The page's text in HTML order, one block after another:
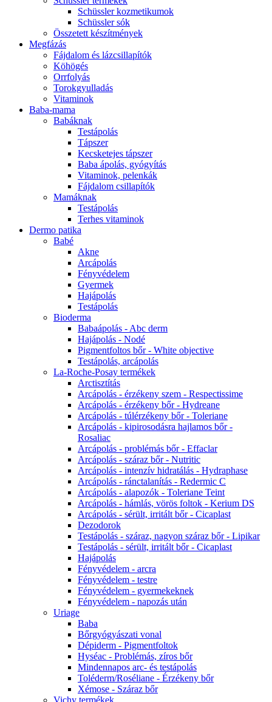
Schüssler kozmetikumok
Schüssler sók
Összetett készítmények
Megfázás
Fájdalom és lázcsillapítók
Köhögés
Orrfolyás
Torokgyulladás
Vitaminok
Baba-mama
Babáknak
Testápolás
Tápszer
Kecsketejes tápszer
Baba ápolás, gyógyítás
Vitaminok, pelenkák
Fájdalom csillapítók
Mamáknak
Testápolás
Terhes vitaminok
Dermo patika
Babé
Akne
Arcápolás
Fényvédelem
Gyermek
Hajápolás
Testápolás
Bioderma
Babaápolás - Abc derm
Hajápolás - Nodé
Pigmentfoltos bőr - White objective
Testápolás, arcápolás
La-Roche-Posay termékek
Arctisztítás
Arcápolás - érzékeny szem - Respectissime
Arcápolás - érzékeny bőr - Hydreane
Arcápolás - túlérzékeny bőr - Toleriane
Arcápolás - kipirosodásra hajlamos bőr -
Rosaliac
Arcápolás - problémás bőr - Effaclar
Arcápolás - száraz bőr - Nutritic
Arcápolás - intenzív hidratálás - Hydraphase
Arcápolás - ránctalanítás - Redermic C
Arcápolás - alapozók - Toleriane Teint
Arcápolás - hámlás, vörös foltok - Kerium DS
Arcápolás - sérült, irritált bőr - Cicaplast
Dezodorok
Testápolás - száraz, nagyon száraz bőr - Lipikar
Testápolás - sérült, irritált bőr - Cicaplast
Hajápolás
Fényvédelem - arcra
Fényvédelem - testre
Fényvédelem - gyermekeknek
Fényvédelem - napozás után
Uriage
Baba
Bőrgyógyászati vonal
Dépiderm - Pigmentfoltok
Hyséac - Problémás, zíros bőr
Mindennapos arc- és testápolás
Toléderm/Roséliane - Érzékeny bőr
Xémose - Száraz bőr
Vichy termékek